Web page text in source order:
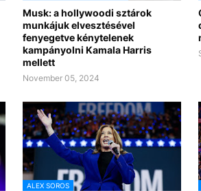
Musk: a hollywoodi sztárok
munkájuk elvesztésével
fenyegetve kénytelenek
kampányolni Kamala Harris
mellett
November 05, 2024
ALEX SOROS